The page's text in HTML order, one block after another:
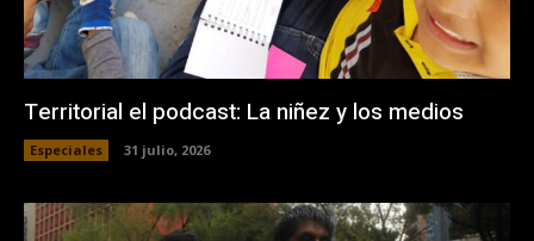
Territorial el podcast: La niñez y los medios
Especiales 31 julio, 2026